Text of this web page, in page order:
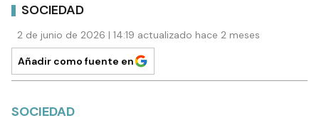
SOCIEDAD
2 de junio de 2026 | 14:19 actualizado hace 2 meses
Añadir como fuente en
SOCIEDAD